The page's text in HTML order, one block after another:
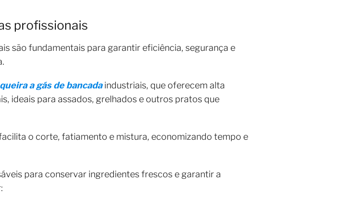
profissionais
são fundamentais para garantir eficiência, segurança e
a gás de bancadaindustriais, que oferecem alta
ideais para assados, grelhados e outros pratos que
o corte, fatiamento e mistura, economizando tempo e
para conservar ingredientes frescos e garantir a